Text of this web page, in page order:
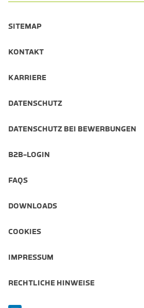
SITEMAP
KONTAKT
KARRIERE
DATENSCHUTZ
DATENSCHUTZ BEI BEWERBUNGEN
B2B-LOGIN
FAQS
DOWNLOADS
COOKIES
IMPRESSUM
RECHTLICHE HINWEISE